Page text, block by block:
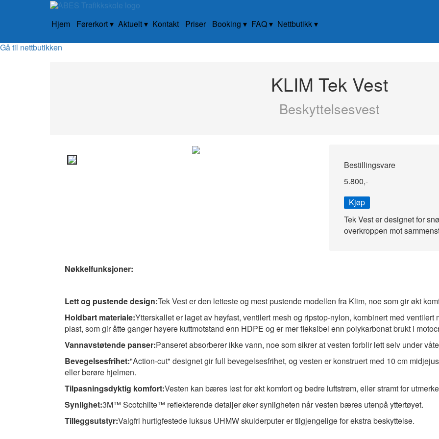
Hjem Førerkort Aktuelt Kontakt Priser Booking FAQ Nettbutikk
Gå til nettbutikken
KLIM Tek Vest
Beskyttelsesvest
Bestillingsvare
5.800,-
Kjøp
Tek Vest er designet for
overkroppen mot
Nøkkelfunksjoner:
Lett og pustende design:Tek Vest er den letteste og mest pustende modellen fra Klim, noe som gir økt
Holdbart materiale:Ytterskallet er laget av høyfast, ventilert mesh og ripstop-nylon, kombinert med
plast, som gir åtte ganger høyere kuttmotstand enn HDPE og er mer fleksibel enn polykarbonat brukt i
Vannavstøtende panser:Panseret absorberer ikke vann, noe som sikrer at vesten forblir lett selv under
Bevegelsesfrihet:"Action-cut" designet gir full bevegelsesfrihet, og vesten er konstruert med 10 cm
eller berøre hjelmen.
Tilpasningsdyktig komfort:Vesten kan bæres løst for økt komfort og bedre luftstrøm, eller stramt for
Synlighet:3M™ Scotchlite™ reflekterende detaljer øker synligheten når vesten bæres utenpå yttertøyet.
Tilleggsutstyr:Valgfri hurtigfestede luksus UHMW skulderputer er tilgjengelige for ekstra beskyttelse.